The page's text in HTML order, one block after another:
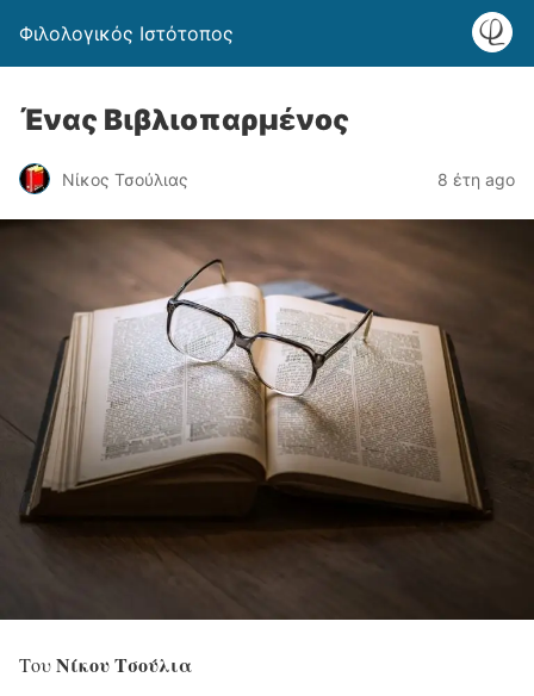
Φιλολογικός Ιστότοπος
Ένας Βιβλιοπαρμένος
Νίκος Τσούλιας 8 έτη ago
ΤουΝίκου Τσούλια